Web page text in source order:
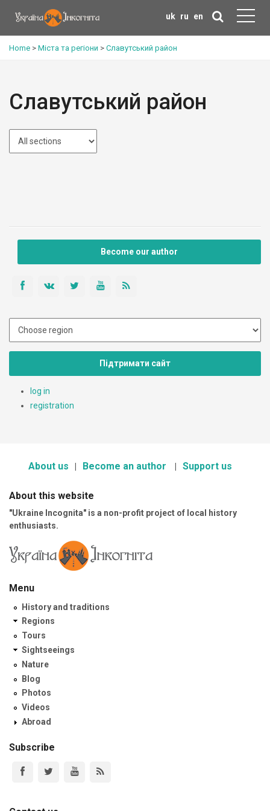
uk ru en
Home > Міста та регіони > Славутський район
Славутський район
Become our author
Підтримати сайт
log in
registration
About us Become an author Support us
About this website
"Ukraine Incognita" is a non-profit project of local history
enthusiasts.
Menu
History and traditions
Regions
Tours
Sightseeings
Nature
Blog
Photos
Videos
Abroad
Subscribe